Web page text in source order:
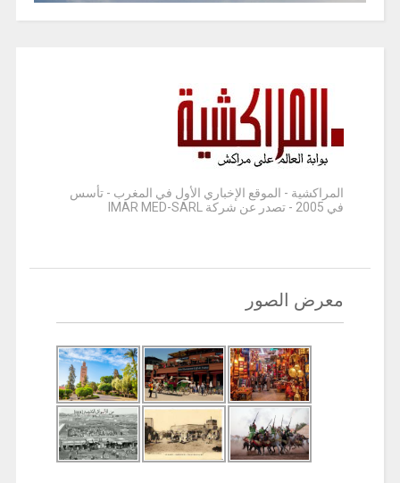
المراكشية - الموقع الإخباري الأول في المغرب - تأسس
في 2005 - تصدر عن شركة IMAR MED-SARL
معرض الصور